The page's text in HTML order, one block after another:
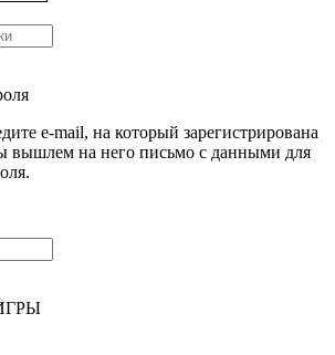
e-mail, на который зарегистрирована
вышлем на него письмо с данными для